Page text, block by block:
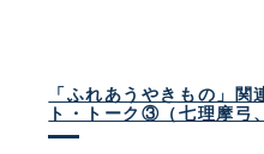
「ふれあうやきもの」
ト・トーク③（七理摩弓